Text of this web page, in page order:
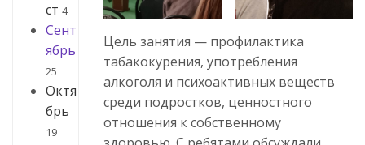
ст 4
Сент
ябрь
25
Октя
брь
19
Цель занятия — профилактика
табакокурения, употребления
алкоголя и психоактивных веществ
среди подростков, ценностного
отношения к собственному